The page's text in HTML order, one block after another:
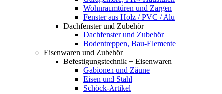
Wohnraumtüren und Zargen
Fenster aus Holz / PVC / Alu
Dachfenster und Zubehör
Dachfenster und Zubehör
Bodentreppen, Bau-Elemente
Eisenwaren und Zubehör
Befestigungstechnik + Eisenwaren
Gabionen und Zäune
Eisen und Stahl
Schöck-Artikel